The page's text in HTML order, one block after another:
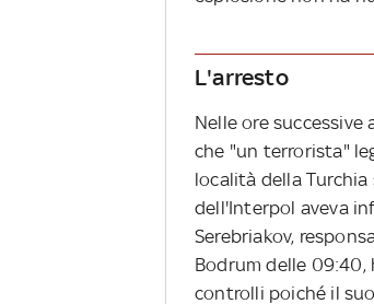
L'arresto
Nelle ore
che "un terrorista"
località della
dell'Interpol aveva
Serebriakov,
Bodrum delle
controlli poiché il